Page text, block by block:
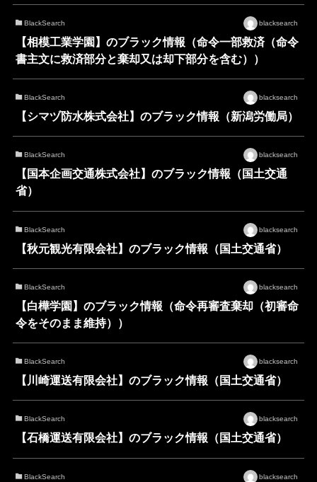
BlackSearch blacksearch
【相模工業学園】のブラック情報（命令一部救済（命令
書主文に救済部分と棄却又は却下部分を含む））
BlackSearch blacksearch
【シマヅ防水株式会社】のブラック情報（新潟労働局）
BlackSearch blacksearch
【国本企画交通株式会社】のブラック情報（国土交通
省）
BlackSearch blacksearch
【秋元観光有限会社】のブラック情報（国土交通省）
BlackSearch blacksearch
【白樺学園】のブラック情報（命令再審査棄却（初審命
令をそのまま維持））
BlackSearch blacksearch
【川崎運送有限会社】のブラック情報（国土交通省）
BlackSearch blacksearch
【石橋運送有限会社】のブラック情報（国土交通省）
BlackSearch blacksearch